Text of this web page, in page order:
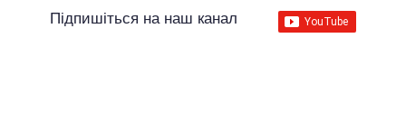
Підпишіться на наш канал